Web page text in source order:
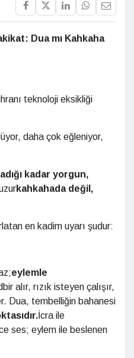
Dua mı Kahkaha
teknoloji eksikliği
daha çok eğleniyor,
kadar yorgun,
kahkahada değil,
en kadim uyarı şudur:
eylemle
alır, rızık isteyen çalışır,
Dua, tembelliğin bahanesi
İcra ile
ses; eylem ile beslenen